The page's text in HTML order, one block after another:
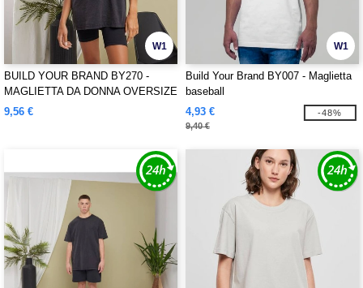
W1
BUILD YOUR BRAND BY270 -
MAGLIETTA DA DONNA OVERSIZE
LAVAGGIO ACIDO
9,56 €
W1
Build Your Brand BY007 - Maglietta
baseball
4,93 €
9,40 €
-48%